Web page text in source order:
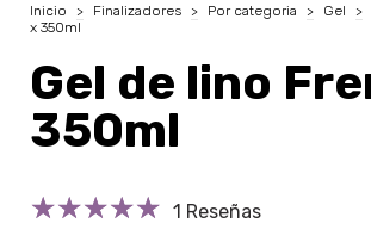
Inicio > Finalizadores > Por categoria > Gel >
x 350ml
Gel de lino
350ml
1 Reseñas